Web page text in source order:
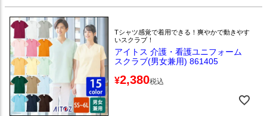
Tシャツ感覚で着用できる！爽やかで動きやす
いスクラブ！
アイトス 介護・看護ユニフォーム
スクラブ(男女兼用) 861405
¥2,380税込